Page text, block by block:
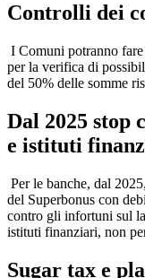
Controlli dei
I Comuni potranno
per la verifica di
del 50% delle somme
Dal 2025 stop
e istituti
Per le banche, dal
del Superbonus con
contro gli infortuni sul
istituti finanziari, non
Sugar tax e